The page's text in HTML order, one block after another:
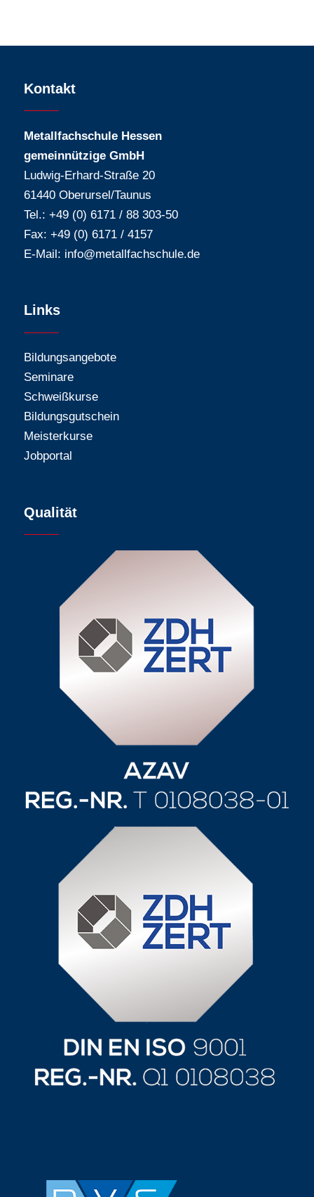
Kontakt
Metallfachschule Hessen
gemeinnützige GmbH
Ludwig-Erhard-Straße 20
61440 Oberursel/Taunus
Tel.: +49 (0) 6171 / 88 303-50
Fax: +49 (0) 6171 / 4157
E-Mail: info@metallfachschule.de
Links
Bildungsangebote
Seminare
Schweißkurse
Bildungsgutschein
Meisterkurse
Jobportal
Qualität